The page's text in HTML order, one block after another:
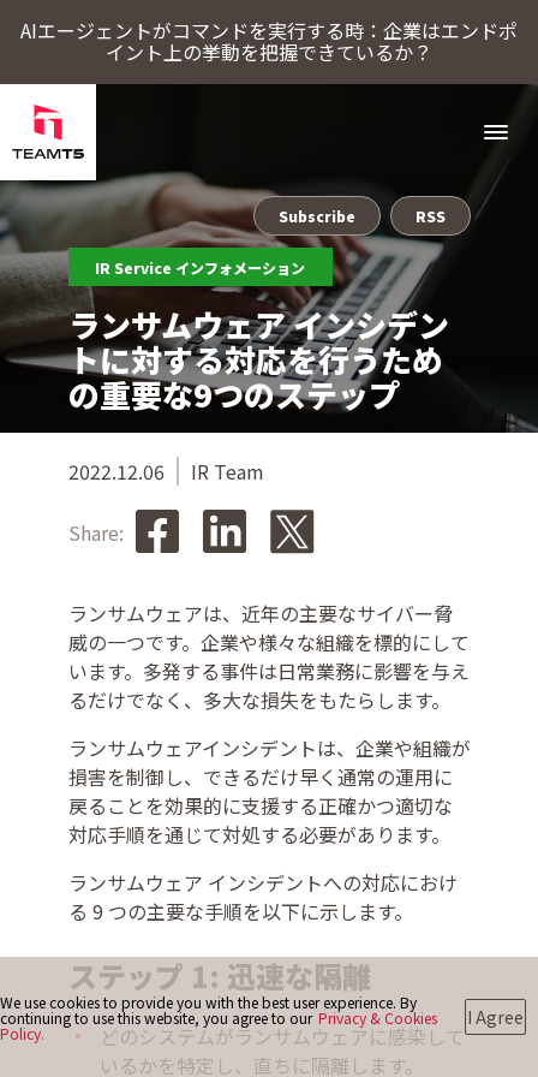
AIエージェントがコマンドを実行する時：企業はエンドポ
イント上の挙動を把握できているか？
ソリューション
TeamT5について
ブログ
お問い合わせ
IR Service インフォメーション
Subscribe RSS
ランサムウェア インシデン
トに対する対応を行うため
の重要な9つのステップ
2022.12.06 IR Team
Share:
ランサムウェアは、近年の主要なサイバー脅
威の一つです。企業や様々な組織を標的にして
います。多発する事件は日常業務に影響を与え
るだけでなく、多大な損失をもたらします。
ランサムウェアインシデントは、企業や組織が
損害を制御し、できるだけ早く通常の運用に
戻ることを効果的に支援する正確かつ適切な
対応手順を通じて対処する必要があります。
ランサムウェア インシデントへの対応におけ
る 9 つの主要な手順を以下に示します。
ステップ 1: 迅速な隔離
どのシステムがランサムウェアに感染して
いるかを特定し、直ちに隔離します。
We use cookies to provide you with the best user experience. By
continuing to use this website, you agree to our Privacy & Cookies
Policy.
I Agree